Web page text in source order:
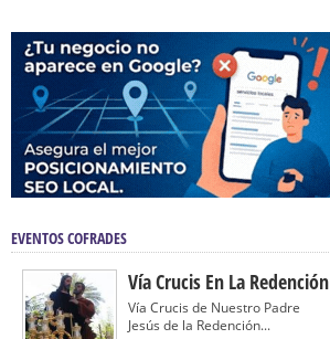
EVENTOS COFRADES
Vía Crucis En La Redención
Vía Crucis de Nuestro Padre
Jesús de la Redención...